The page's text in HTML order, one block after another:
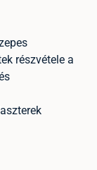
részvétele a